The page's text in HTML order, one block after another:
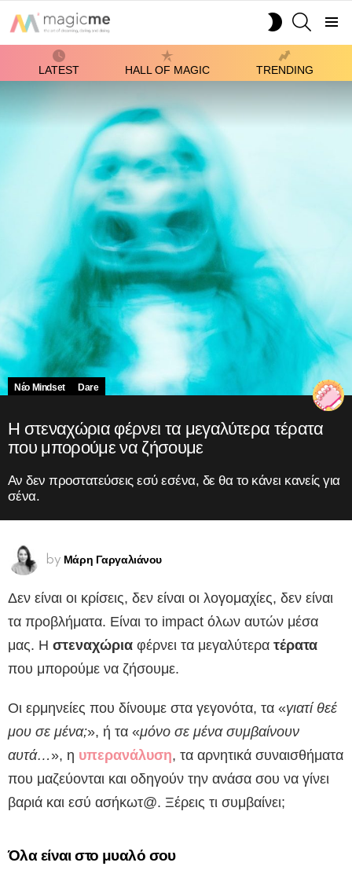
SWITCH
LATEST HALL OF MAGIC TRENDING
Νέο Mindset Dare
Η στεναχώρια φέρνει τα μεγαλύτερα τέρατα
που μπορούμε να ζήσουμε
Αν δεν προστατεύσεις εσύ εσένα, δε θα το κάνει κανείς για
σένα.
by Μάρη Γαργαλιάνου
Δεν είναι οι κρίσεις, δεν είναι οι λογομαχίες, δεν είναι
τα προβλήματα. Είναι το impact όλων αυτών μέσα
μας. Η στεναχώρια φέρνει τα μεγαλύτερα τέρατα
που μπορούμε να ζήσουμε.
Οι ερμηνείες που δίνουμε στα γεγονότα, τα «γιατί θεέ
μου σε μένα;», ή τα «μόνο σε μένα συμβαίνουν
αυτά… », η υπερανάλυση, τα αρνητικά συναισθήματα
που μαζεύονται και οδηγούν την ανάσα σου να γίνει
βαριά και εσύ ασήκωτ@. Ξέρεις τι συμβαίνει;
Όλα είναι στο μυαλό σου